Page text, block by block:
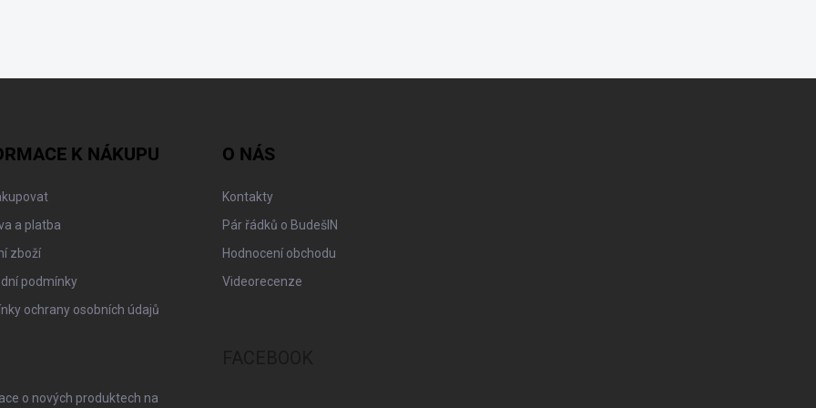
K NÁKUPU
a platba
zboží
podmínky
ochrany osobních údajů
O NÁS
Kontakty
Pár řádků o BudešIN
Hodnocení obchodu
Videorecenze
o nových produktech na